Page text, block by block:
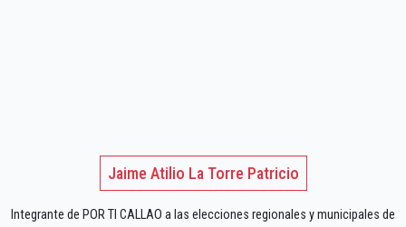
Jaime Atilio La Torre Patricio
Integrante de POR TI CALLAO a las elecciones regionales y municipales de